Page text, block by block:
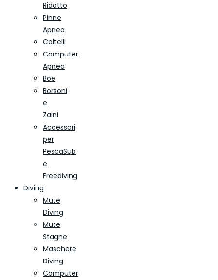
Ridotto
Pinne
Apnea
Coltelli
Computer
Apnea
Boe
Borsoni
e
Zaini
Accessori
per
PescaSub
e
Freediving
Diving
Mute
Diving
Mute
Stagne
Maschere
Diving
Computer